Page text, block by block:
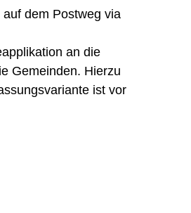
dem Postweg via
an die
Gemeinden. Hierzu
ist vor